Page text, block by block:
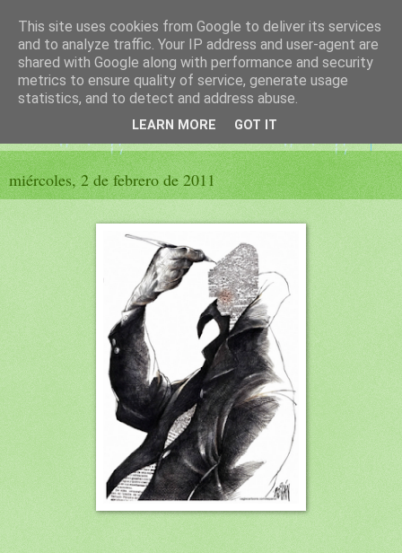
El sueño de las palabras
PÁGINA LITERARIA DE FELISA MORENO
miércoles, 2 de febrero de 2011
This site uses cookies from Google to deliver its services
and to analyze traffic. Your IP address and user-agent are
shared with Google along with performance and security
metrics to ensure quality of service, generate usage
statistics, and to detect and address abuse.
LEARN MORE GOT IT